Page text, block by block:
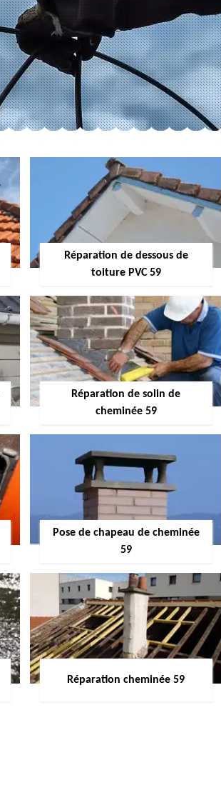
Réparation de dessous de
toiture PVC 59
Réparation de solin de
cheminée 59
Pose de chapeau de cheminée
59
Réparation cheminée 59